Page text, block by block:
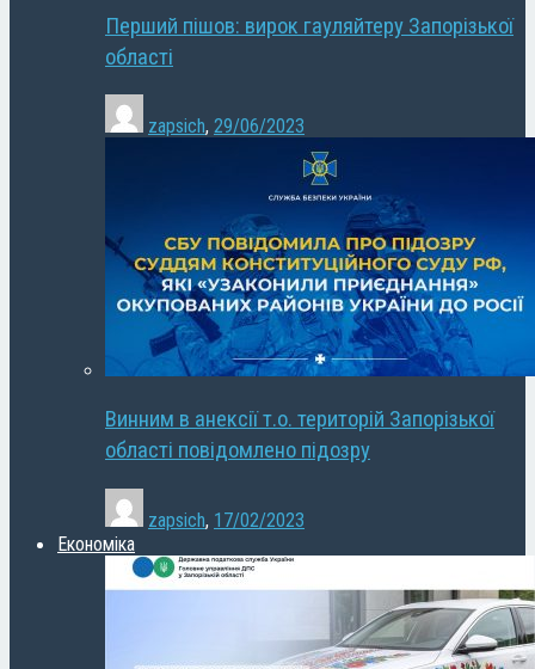
Перший пішов: вирок гауляйтеру Запорізької
області
zapsich, 29/06/2023
Винним в анексії т.о. територій Запорізької
області повідомлено підозру
zapsich, 17/02/2023
Економіка